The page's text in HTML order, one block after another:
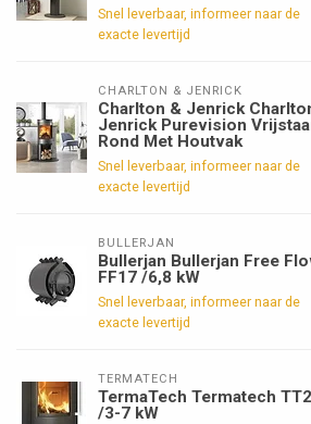
Snel leverbaar, informeer naar de
exacte levertijd
CHARLTON & JENRICK
Charlton & Jenrick
Jenrick Purevision
Rond Met Houtvak
Snel leverbaar, informeer naar de
exacte levertijd
BULLERJAN
Bullerjan Bullerjan Free
FF17 /6,8 kW
Snel leverbaar, informeer naar de
exacte levertijd
TERMATECH
TermaTech Termatech
/3-7 kW